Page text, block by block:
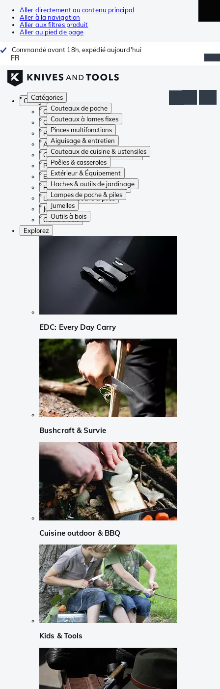
Aller directement au contenu principal
Aller à la navigation
Aller aux filtres produit
Aller au pied de page
Commandé avant 18h, expédié aujourd'hui
FR
Catégories
Couteaux de poche
Couteaux à lames fixes
Pinces multifonctions
Aiguisage & entretien
Couteaux de cuisine & ustensiles
Poêles & casseroles
Extérieur & Équipement
Haches & outils de jardinage
Lampes de poche & piles
Jumelles
Outils à bois
Catégories
Couteaux de poche
Couteaux à lames fixes
Pinces multifonctions
Aiguisage & entretien
Couteaux de cuisine & ustensiles
Poêles & casseroles
Extérieur & Équipement
Haches & outils de jardinage
Lampes de poche & piles
Jumelles
Outils à bois
Explorez
EDC: Every Day Carry
Bushcraft & Survie
Cuisine outdoor & BBQ
Kids & Tools